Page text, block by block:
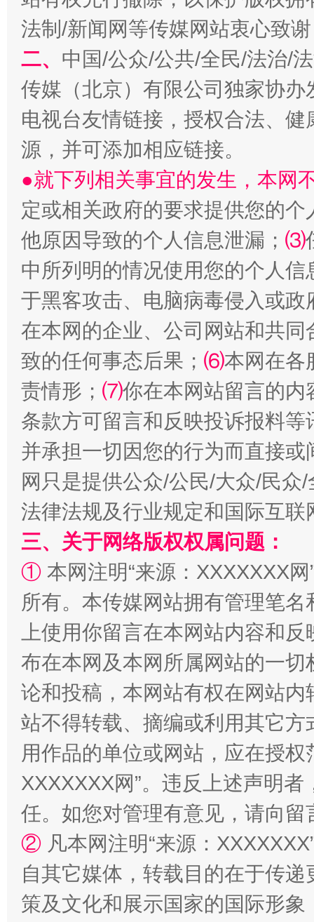
受贿1.44亿！段成刚被判无期 从幼
全民健身五年计划来了！等你上场
阿坝州三大球赛在茂县开幕
国家大学科技园优化重塑工作
扯下公款旅游的“隐身衣” 如何以
法制/新闻网等传媒网站衷心致
二、 中国/公众/公共/全民/法治/
传媒（北京）有限公司独家协
电视台友情链接，授权合法、
源，并可添加相应链接。
●就下列相关事宜的发生，本网
定或相关政府的要求提供您的个
他原因导致的个人信息泄漏； ⑶
中所列明的情况使用您的个人
于黑客攻击、电脑病毒侵入或
在本网的企业、公司网站和共
致的任何事态后果； ⑹本网在各
责情形； ⑺你在本网站留言的内
条款方可留言和反映投诉报料
并承担一切因您的行为而直接
网只是提供公众/公民/大众/民
法律法规及行业规定和国际互
三、关于网络版权权属问题：
① 本网注明“来源：XXXXXXX
所有。本传媒网站拥有管理笔
上使用你留言在本网站内容和
布在本网及本网所属网站的一
论和投稿，本网站有权在网站
站不得转载、摘编或利用其它
用作品的单位或网站，应在授
XXXXXXX网”。违反上述声明
任。如您对管理有意见，请向
② 凡本网注明“来源：
自其它媒体，转载目的在于传
策及文化和展示国家的国际形